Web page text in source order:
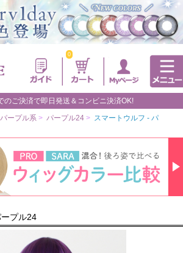
0
のご決済で即日発送＆コンビニ決済OK!
パープル系 > パープル24 > スマートウルフ - パ
プル24